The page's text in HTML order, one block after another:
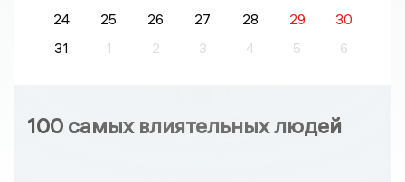
24
25 26 27 28 29
30
31
1 2 3 4 5 6
100 самых влиятельных людей